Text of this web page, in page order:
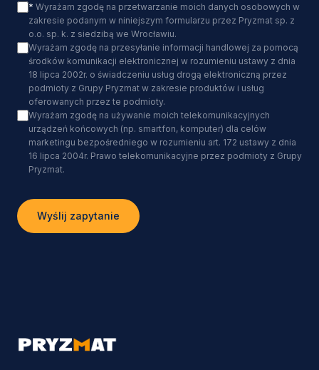
* Wyrażam zgodę na przetwarzanie moich danych osobowych w
zakresie podanym w niniejszym formularzu przez Pryzmat sp. z
o.o. sp. k. z siedzibą we Wrocławiu.
Wyrażam zgodę na przesyłanie informacji handlowej za pomocą
środków komunikacji elektronicznej w rozumieniu ustawy z dnia
18 lipca 2002r. o świadczeniu usług drogą elektroniczną przez
podmioty z Grupy Pryzmat w zakresie produktów i usług
oferowanych przez te podmioty.
Wyrażam zgodę na używanie moich telekomunikacyjnych
urządzeń końcowych (np. smartfon, komputer) dla celów
marketingu bezpośredniego w rozumieniu art. 172 ustawy z dnia
16 lipca 2004r. Prawo telekomunikacyjne przez podmioty z Grupy
Pryzmat.
Wyślij zapytanie